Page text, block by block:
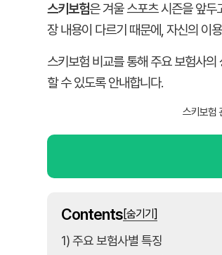
스키보험은 겨울 스포츠 시즌을 앞두
장 내용이 다르기 때문에, 자신의 이
스키보험 비교를 통해 주요 보험사
할 수 있도록 안내합니다.
스키보험
Contents[숨기기]
1) 주요 보험사별 특징